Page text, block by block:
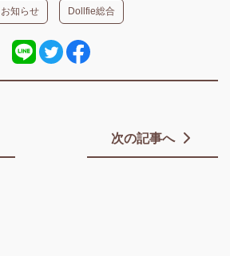
お知らせ Dollfie総合
次の記事へ